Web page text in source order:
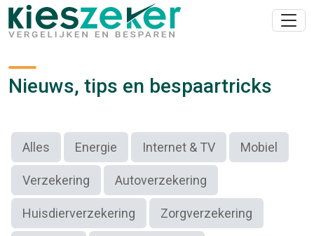
Nieuws, tips en bespaartricks
Alles Energie Internet & TV Mobiel
Verzekering Autoverzekering
Huisdierverzekering Zorgverzekering